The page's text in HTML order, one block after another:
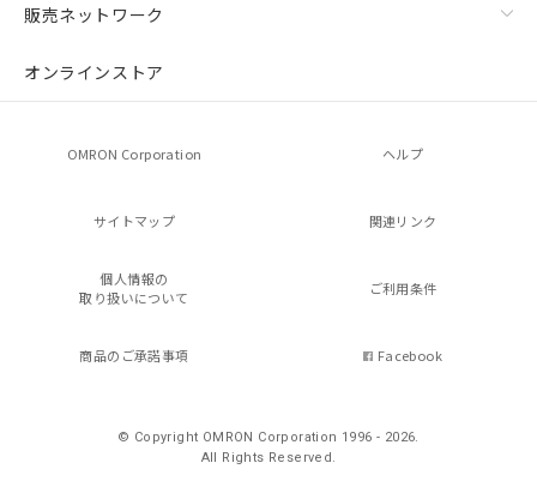
販売ネットワーク
オンラインストア
OMRON Corporation ヘルプ
サイトマップ 関連リンク
個人情報の
取り扱いについて
ご利用条件
商品のご承諾事項 Facebook
© Copyright OMRON Corporation 1996 - 2026.
All Rights Reserved.